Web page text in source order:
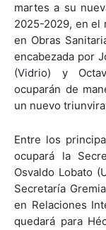
martes a su
2025-2029, en el
en Obras
encabezada por
(Vidrio) y
ocuparán de
un nuevo
Entre los
ocupará la
Osvaldo Lobato
Secretaría
en Relaciones
quedará para